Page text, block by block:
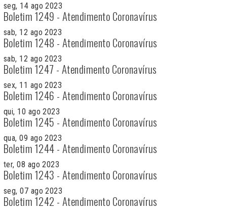
seg, 14 ago 2023
Boletim 1249 - Atendimento Coronavírus
sab, 12 ago 2023
Boletim 1248 - Atendimento Coronavírus
sab, 12 ago 2023
Boletim 1247 - Atendimento Coronavírus
sex, 11 ago 2023
Boletim 1246 - Atendimento Coronavírus
qui, 10 ago 2023
Boletim 1245 - Atendimento Coronavírus
qua, 09 ago 2023
Boletim 1244 - Atendimento Coronavírus
ter, 08 ago 2023
Boletim 1243 - Atendimento Coronavírus
seg, 07 ago 2023
Boletim 1242 - Atendimento Coronavírus